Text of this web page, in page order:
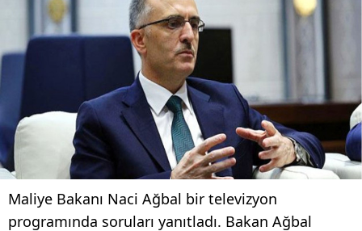
Maliye Bakanı Naci Ağbal bir televizyon
programında soruları yanıtladı. Bakan Ağbal